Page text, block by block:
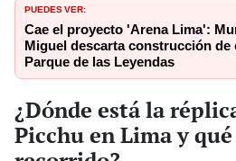
PUEDES VER:
Cae el proyecto 'Arena Lima':
Miguel descarta construcción
Parque de las Leyendas
¿Dónde está la
Picchu en Lima y